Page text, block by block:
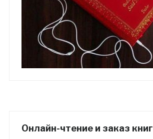
Онлайн-чтение и заказ книг